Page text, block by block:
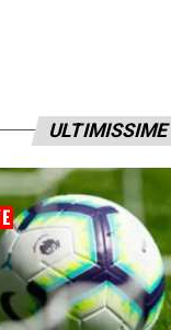
ULTIMISSIME